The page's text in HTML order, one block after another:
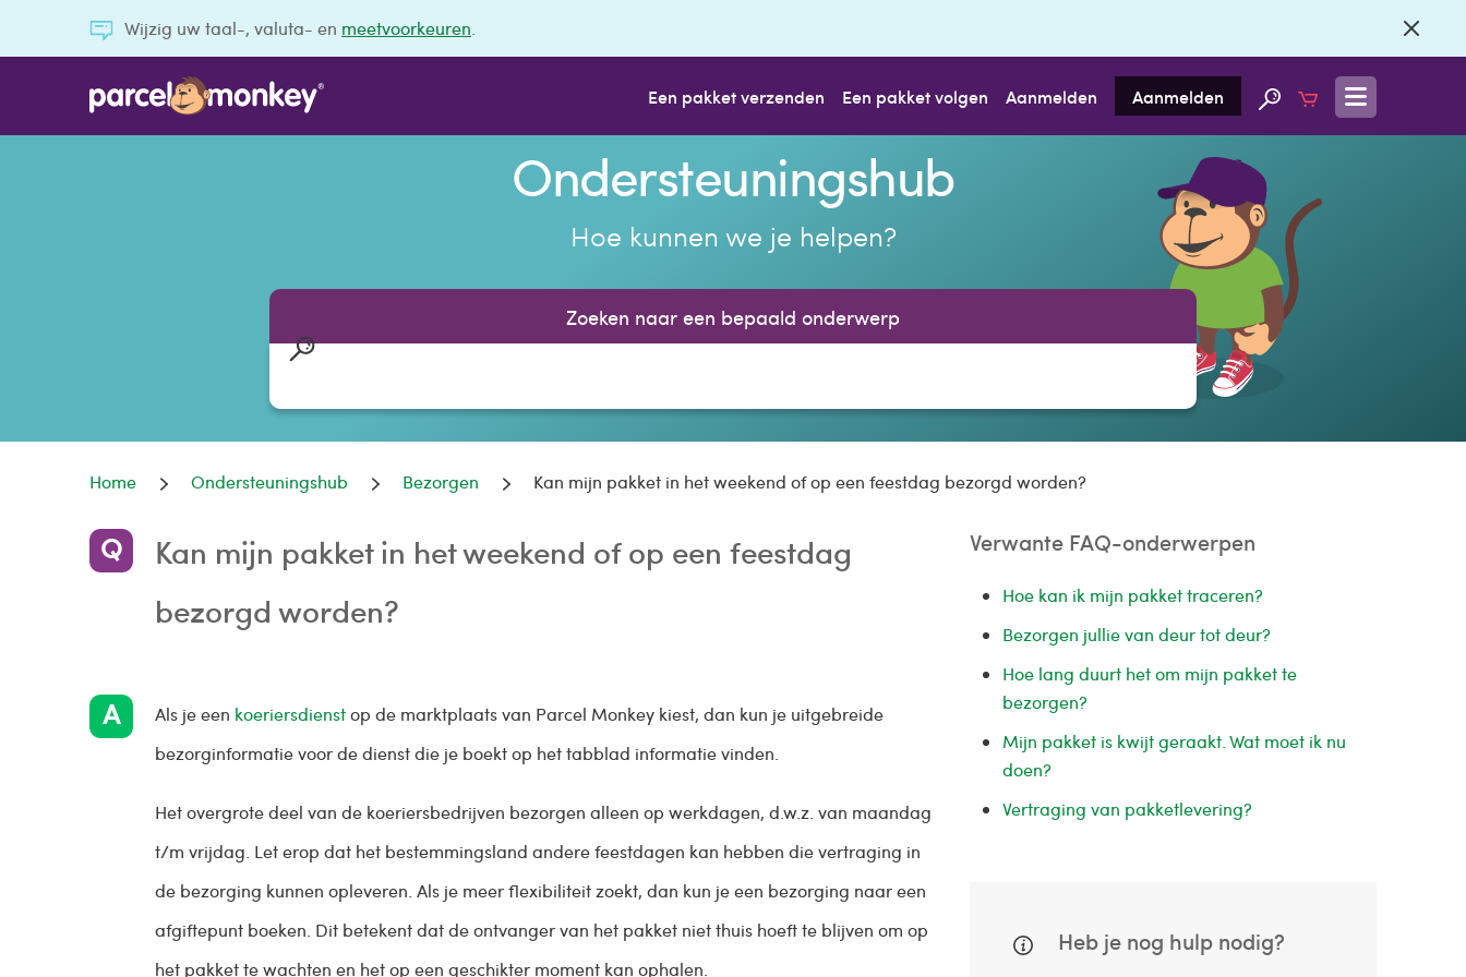
Wijzig uw taal-, valuta- en meetvoorkeuren
Een pakket verzenden Een pakket volgen Aanmelden Aanmelden
Ondersteuningshub
Hoe kunnen we je helpen?
Zoeken naar een bepaald onderwerp
Home Ondersteuningshub Bezorgen Kan mijn pakket in het weekend of op een feestdag bezorgd worden?
Kan mijn pakket in het weekend of op een feestdag
bezorgd worden?
Als je een koeriersdienstop de marktplaats van Parcel Monkey kiest, dan kun je uitgebreide
bezorginformatie voor de dienst die je boekt op het tabblad informatie vinden.
Het overgrote deel van de koeriersbedrijven bezorgen alleen op werkdagen, d.w.z. van maandag
t/m vrijdag. Let erop dat het bestemmingsland andere feestdagen kan hebben die vertraging in
de bezorging kunnen opleveren. Als je meer flexibiliteit zoekt, dan kun je een bezorging naar een
afgiftepunt boeken. Dit betekent dat de ontvanger van het pakket niet thuis hoeft te blijven om op
het pakket te wachten en het op een geschikter moment kan ophalen.
Verwante FAQ-onderwerpen
Hoe kan ik mijn pakket traceren?
Bezorgen jullie van deur tot deur?
Hoe lang duurt het om mijn pakket te
bezorgen?
Mijn pakket is kwijt geraakt. Wat moet ik nu
doen?
Vertraging van pakketlevering?
Heb je nog hulp nodig?